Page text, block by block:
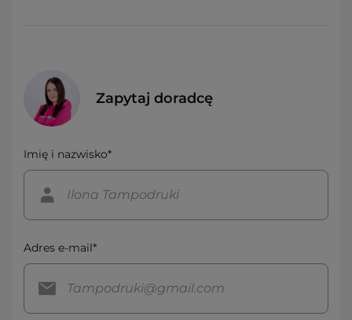
Zapytaj doradcę
Imię i nazwisko*
Adres e-mail*